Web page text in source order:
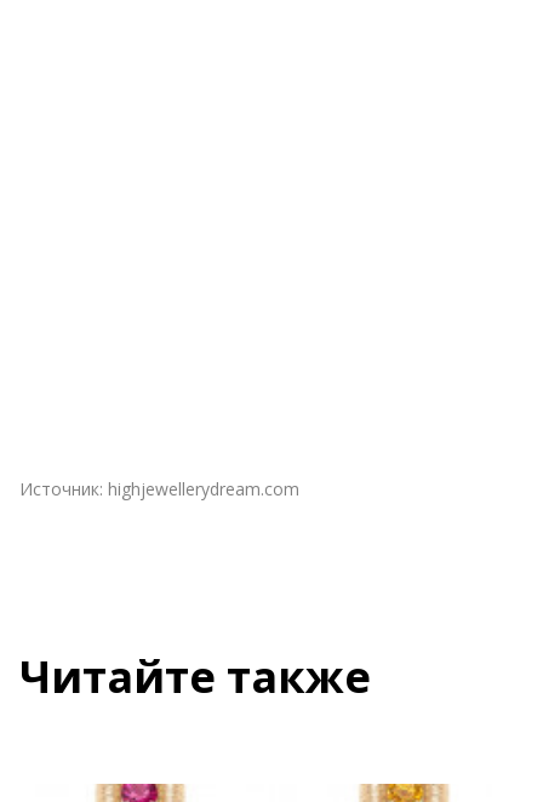
Источник: highjewellerydream.com
Читайте также